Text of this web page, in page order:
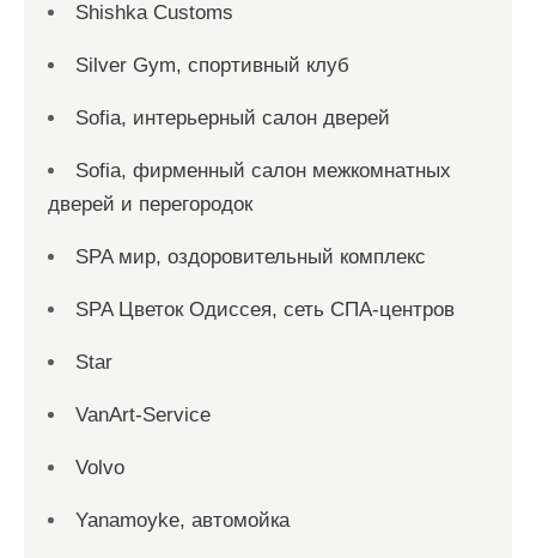
Shishka Customs
Silver Gym, спортивный клуб
Sofia, интерьерный салон дверей
Sofia, фирменный салон межкомнатных
дверей и перегородок
SPA мир, оздоровительный комплекс
SPA Цветок Одиссея, сеть СПА-центров
Star
VanArt-Service
Volvo
Yanamoyke, автомойка